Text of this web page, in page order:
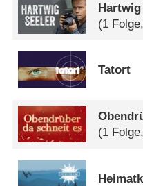
(1
Tatort
(1